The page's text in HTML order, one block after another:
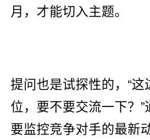
月，才能切入主题。
提问也是试探性的，“
位，要不要交流一下？
要监控竞争对手的最新